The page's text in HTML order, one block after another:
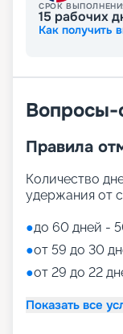
СРОК
15 рабочих
Как получить
Вопросы-
Правила
Количество
удержания от
●до 60 дней -
●от 59 до 30
●от 29 до 22
Показать все